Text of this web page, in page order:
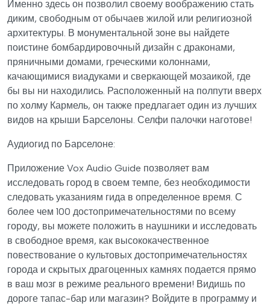
Именно здесь он позволил своему воображению стать
диким, свободным от обычаев жилой или религиозной
архитектуры. В монументальной зоне вы найдете
поистине бомбардировочный дизайн с драконами,
пряничными домами, греческими колоннами,
качающимися виадуками и сверкающей мозаикой, где
бы вы ни находились. Расположенный на полпути вверх
по холму Кармель, он также предлагает один из лучших
видов на крыши Барселоны. Селфи палочки наготове!
Аудиогид по Барселоне:
Приложение Vox Audio Guide позволяет вам
исследовать город в своем темпе, без необходимости
следовать указаниям гида в определенное время. С
более чем 100 достопримечательностями по всему
городу, вы можете положить в наушники и исследовать
в свободное время, как высококачественное
повествование о культовых достопримечательностях
города и скрытых драгоценных камнях подается прямо
в ваш мозг в режиме реального времени! Видишь по
дороге тапас-бар или магазин? Войдите в программу и